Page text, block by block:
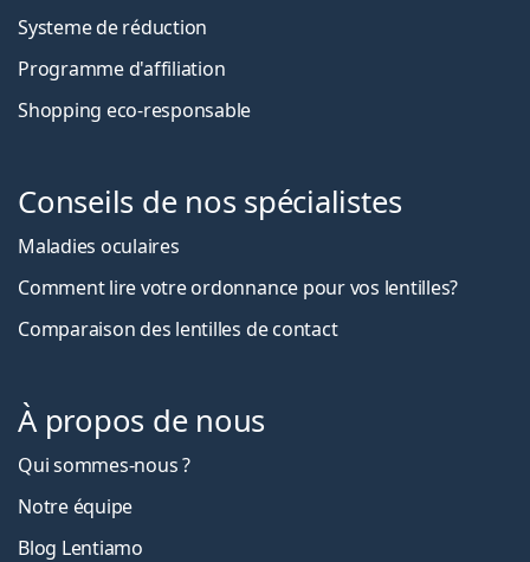
Systeme de réduction
Programme d'affiliation
Shopping eco-responsable
Conseils de nos spécialistes
Maladies oculaires
Comment lire votre ordonnance pour vos lentilles?
Comparaison des lentilles de contact
À propos de nous
Qui sommes-nous ?
Notre équipe
Blog Lentiamo